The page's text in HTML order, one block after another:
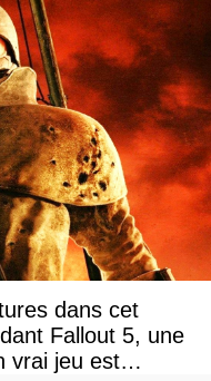
dans cet
Fallout 5, une
vrai jeu est